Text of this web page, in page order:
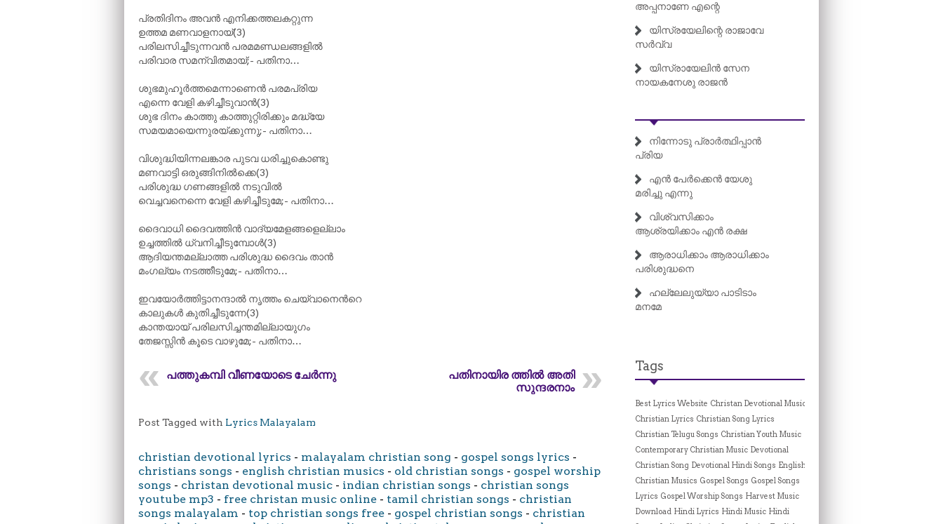
പ്രതിദിനം അവൻ എനിക്കത്തലകറ്റുന്ന
ഉത്തമ മണവാളനായ്(3)
പരിലസിച്ചീടുന്നവൻ പരമമണ്ഡലങ്ങളിൽ
പരിവാര സമന്വിതമായ്;- പതിനാ…
ശുഭമുഹൂർത്തമെന്നാണെൻ പരമപ്രിയ
എന്നെ വേളി കഴിച്ചീടുവാൻ(3)
ശുഭ ദിനം കാത്തു കാത്തുറ്റിരിക്കും മദ്ധ്യേ
സമയമായെന്നുരയ്ക്കുന്നു;- പതിനാ…
വിശുദ്ധിയിന്നലങ്കാര പുടവ ധരിച്ചുകൊണ്ടു
മണവാട്ടി ഒരുങ്ങിനിൽക്കെ(3)
പരിശുദ്ധ ഗണങ്ങളിൽ നടുവിൽ
വെച്ചവനെന്നെ വേളി കഴിച്ചീടുമേ;- പതിനാ…
ദൈവാധി ദൈവത്തിൻ വാദ്യമേളങ്ങളെല്ലാം
ഉച്ചത്തിൽ ധ്വനിച്ചീടുമ്പോൾ(3)
ആദിയന്തമല്ലാത്ത പരിശുദ്ധ ദൈവം താൻ
മംഗല്യം നടത്തീടുമേ;- പതിനാ…
ഇവയോർത്തിട്ടാനന്ദാൽ നൃത്തം ചെയ്വാനെന്‍റെ
കാലുകൾ കുതിച്ചീടുന്നേ(3)
കാന്തയായ് പരിലസിച്ചന്തമില്ലായുഗം
തേജസ്സിൻ കൂടെ വാഴുമേ;- പതിനാ…
പത്തുകമ്പി വീണയോടെ ചേർന്നു
പതിനായിര ത്തിൽ അതി
സുന്ദരനാം
Post Tagged with Lyrics Malayalam
christian devotional lyrics - malayalam christian song - gospel songs lyrics -
christians songs - english christian musics - old christian songs - gospel worship
songs - christan devotional music - indian christian songs - christian songs
youtube mp3 - free christan music online - tamil christian songs - christian
songs malayalam - top christian songs free - gospel christian songs - christian
അപ്പനാണേ എന്റെ
യിസ്രയേലിന്റെ രാജാവേ
സർവ്വ
യിസ്രായേലിൻ സേന
നായകനേശു രാജൻ
നിന്നോടു പ്രാർത്ഥിപ്പാൻ
പ്രിയ
എൻ പേർക്കെൻ യേശു
മരിച്ചു എന്നു
വിശ്വസിക്കാം
ആശ്രയിക്കാം എൻ രക്ഷ
ആരാധിക്കാം ആരാധിക്കാം
പരിശുദ്ധനെ
ഹല്ലേലുയ്യാ പാടിടാം
മനമേ
Tags
Best Lyrics Website Christan Devotional Music
Christian Lyrics Christian Song Lyrics
Christian Telugu Songs Christian Youth Music
Contemporary Christian Music Devotional
Christian Song Devotional Hindi Songs English
Christian Musics Gospel Songs Gospel Songs
Lyrics Gospel Worship Songs Harvest Music
Download Hindi Lyrics Hindi Music Hindi